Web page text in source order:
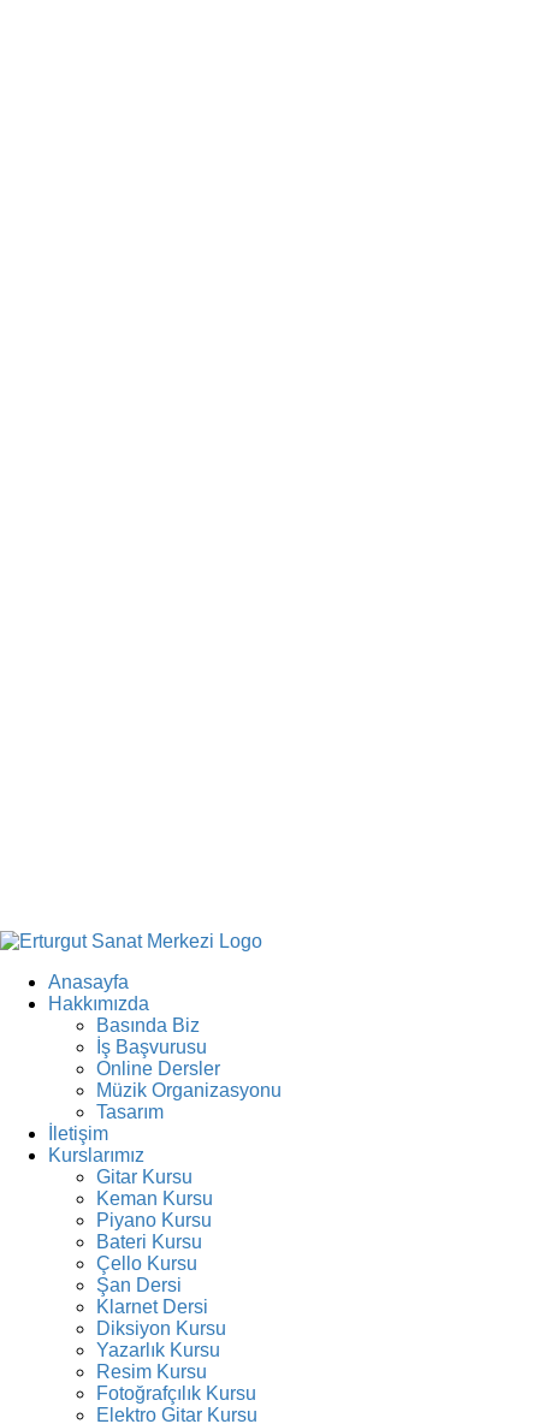
Anasayfa
Hakkımızda
Basında Biz
İş Başvurusu
Online Dersler
Müzik Organizasyonu
Tasarım
İletişim
Kurslarımız
Gitar Kursu
Keman Kursu
Piyano Kursu
Bateri Kursu
Çello Kursu
Şan Dersi
Klarnet Dersi
Diksiyon Kursu
Yazarlık Kursu
Resim Kursu
Fotoğrafçılık Kursu
Elektro Gitar Kursu